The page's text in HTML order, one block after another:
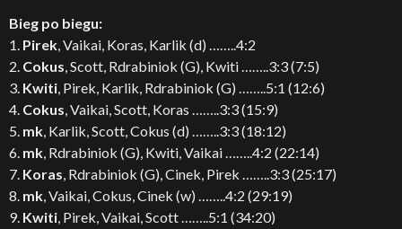
Bieg po biegu:
1. Pirek, Vaikai, Koras, Karlik (d) ……..4:2
2. Cokus, Scott, Rdrabiniok (G), Kwiti ……..3:3 (7:5)
3. Kwiti, Pirek, Karlik, Rdrabiniok (G) ……..5:1 (12:6)
4. Cokus, Vaikai, Scott, Koras ……..3:3 (15:9)
5. mk, Karlik, Scott, Cokus (d) ……..3:3 (18:12)
6. mk, Rdrabiniok (G), Kwiti, Vaikai ……..4:2 (22:14)
7. Koras, Rdrabiniok (G), Cinek, Pirek ……..3:3 (25:17)
8. mk, Vaikai, Cokus, Cinek (w) ……..4:2 (29:19)
9. Kwiti, Pirek, Vaikai, Scott ……..5:1 (34:20)